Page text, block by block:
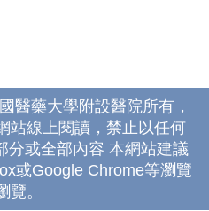
醫藥大學附設醫院所有，
站線上閱讀，禁止以任何
分或全部內容 本網站建議
或Google Chrome等瀏覽
覽。